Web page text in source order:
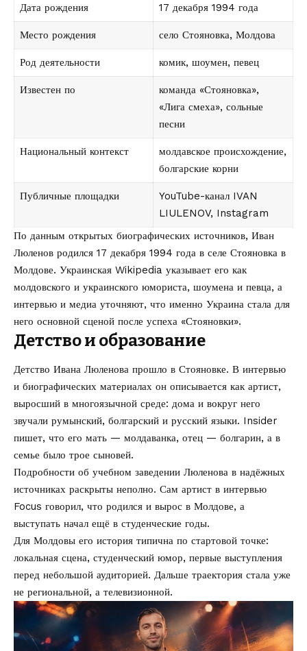
Дата рождения 17 декабря 1994 года
Место рождения село Стояновка, Молдова
Род деятельности комик, шоумен, певец
Известен по
команда «Стояновка»,
«Лига смеха», сольные
песни
Национальный контекст
молдавское происхождение,
болгарские корни
Публичные площадки
YouTube-канал IVAN
LIULENOV, Instagram
По данным открытых биографических источников, Иван
Люленов родился 17 декабря 1994 года в селе Стояновка в
Молдове. Украинская Wikipedia указывает его как
молдовского и украинского юмориста, шоумена и певца, а
интервью и медиа уточняют, что именно Украина стала для
него основной сценой после успеха «Стояновки».
Детство и образование
Детство Ивана Люленова прошло в Стояновке. В интервью
и биографических материалах он описывается как артист,
выросший в многоязычной среде: дома и вокруг него
звучали румынский, болгарский и русский языки. Insider
пишет, что его мать — молдаванка, отец — болгарин, а в
семье было трое сыновей.
Подробности об учебном заведении Люленова в надёжных
источниках раскрыты неполно. Сам артист в интервью
Focus говорил, что родился и вырос в Молдове, а
выступать начал ещё в студенческие годы.
Для Молдовы его история типична по стартовой точке:
локальная сцена, студенческий юмор, первые выступления
перед небольшой аудиторией. Дальше траектория стала уже
не региональной, а телевизионной.